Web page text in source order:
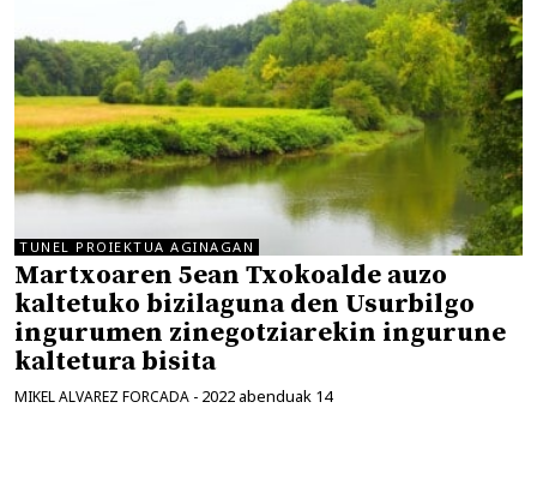
TUNEL PROIEKTUA AGINAGAN
Martxoaren 5ean Txokoalde auzo
kaltetuko bizilaguna den Usurbilgo
ingurumen zinegotziarekin ingurune
kaltetura bisita
MIKEL ALVAREZ FORCADA - 2022 abenduak 14